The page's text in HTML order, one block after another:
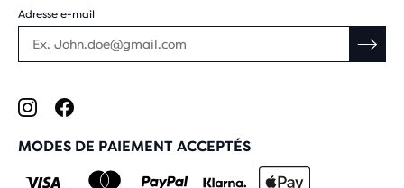
Adresse e-mail
MODES DE PAIEMENT ACCEPTÉS